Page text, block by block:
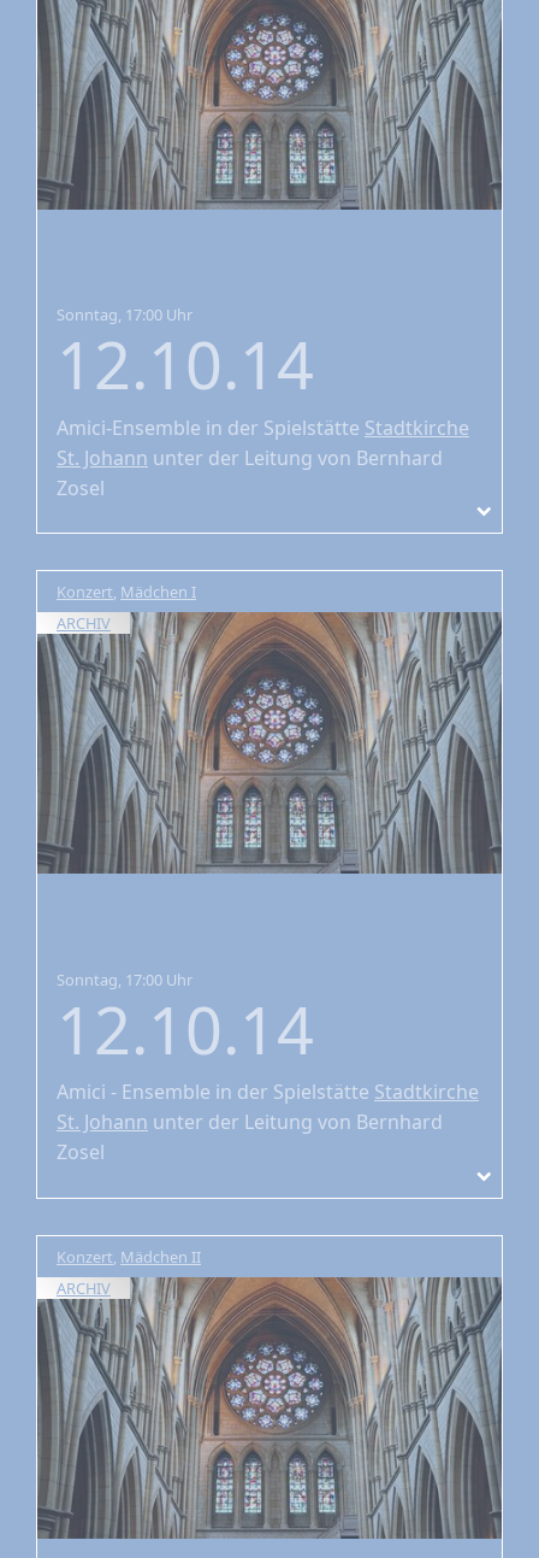
Sonntag, 17:00 Uhr
12.10.14
Amici-Ensemble in der Spielstätte Stadtkirche
St. Johann unter der Leitung von Bernhard
Zosel
Konzert, Mädchen I
ARCHIV
Sonntag, 17:00 Uhr
12.10.14
Amici - Ensemble in der Spielstätte Stadtkirche
St. Johann unter der Leitung von Bernhard
Zosel
Konzert, Mädchen II
ARCHIV